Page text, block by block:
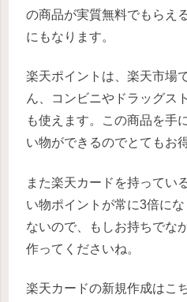
の商品が実質無料でもらえ
にもなります。
楽天ポイントは、楽天市場
ん、コンビニやドラッグス
も使えます。この商品を手
い物ができるのでとてもお
また楽天カードを持ってい
い物ポイントが常に3倍に
ないので、もしお持ちでな
作ってくださいね。
楽天カードの新規作成はこ